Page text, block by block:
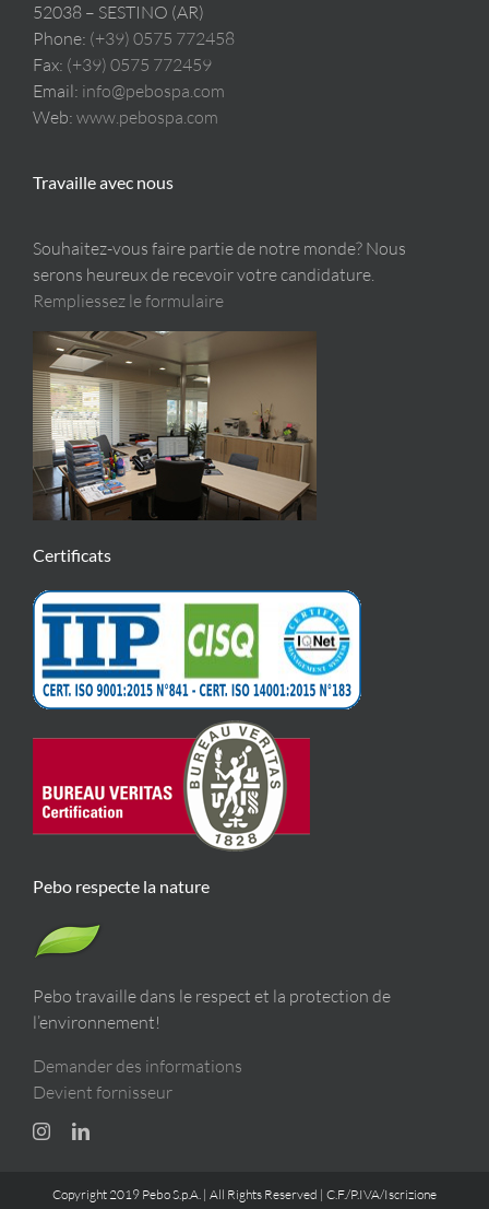
52038 – SESTINO (AR)
Phone: (+39) 0575 772458
Fax: (+39) 0575 772459
Email: info@pebospa.com
Web: www.pebospa.com
Travaille avec nous
Souhaitez-vous faire partie de notre monde? Nous
serons heureux de recevoir votre candidature.
Rempliessez le formulaire
Certificats
Pebo respecte la nature
Pebo travaille dans le respect et la protection de
l’environnement!
Demander des informations
Devient fornisseur
Copyright 2019 Pebo S.p.A. | All Rights Reserved | C.F./P.IVA/Iscrizione